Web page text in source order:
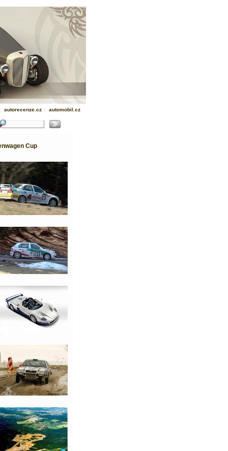
autorecenze.cz | automobil.cz
Cup